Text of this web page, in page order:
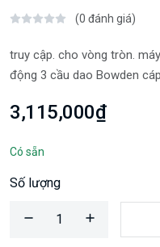
(0 đánh giá)
truy cập. cho vòng tròn.
động 3 cầu dao Bowden
3,115,000₫
Có sẵn
Số lượng